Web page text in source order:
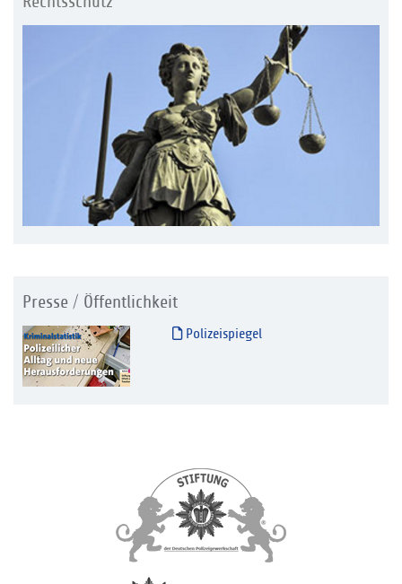
Presse / Öffentlichkeit
Polizeispiegel